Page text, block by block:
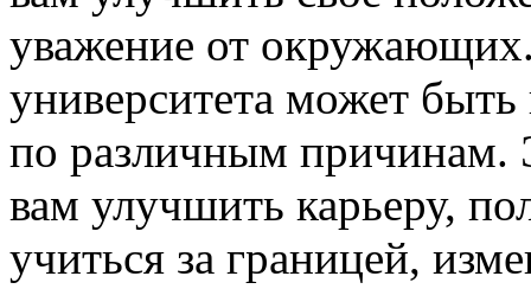
уважение от
университета может
по различным причинам.
вам улучшить карьеру,
учиться за границей,